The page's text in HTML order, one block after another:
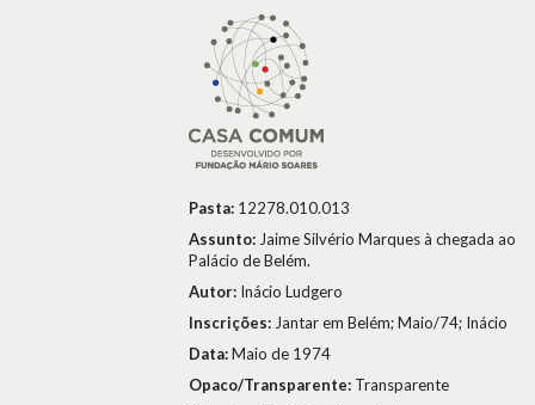
Pasta: 12278.010.013
Assunto: Jaime Silvério Marques à chegada ao
Palácio de Belém.
Autor: Inácio Ludgero
Inscrições: Jantar em Belém; Maio/74; Inácio
Data:Maio de 1974
Opaco/Transparente: Transparente